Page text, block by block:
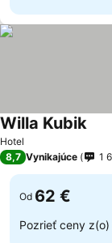
Hotel
Willa Kubik
8,7 Vynikajúce 1
Od 62 €
Pozrieť ceny z(o)